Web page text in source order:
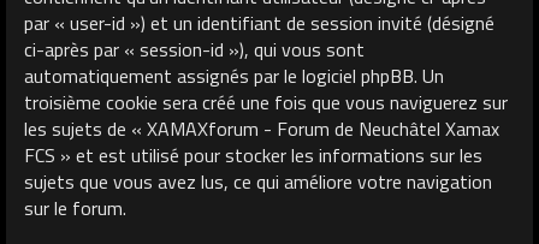
par « user-id ») et un identifiant de session invité (désigné
ci-après par « session-id »), qui vous sont
automatiquement assignés par le logiciel phpBB. Un
troisième cookie sera créé une fois que vous naviguerez sur
les sujets de « XAMAXforum - Forum de Neuchâtel Xamax
FCS » et est utilisé pour stocker les informations sur les
sujets que vous avez lus, ce qui améliore votre navigation
sur le forum.